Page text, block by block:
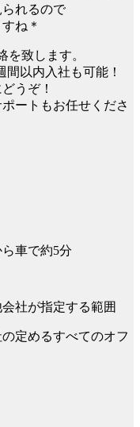
れるので
ね＊
致します。
以内入社も可能！
うぞ！
ートもお任せくださ
車で約5分
社が指定する範囲
定めるすべてのオフ